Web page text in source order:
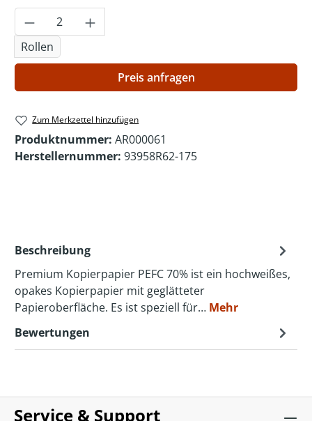
Produkt Anzahl: Gib den gewünschten
Rollen
Preis anfragen
Zum Merkzettel hinzufügen
Produktnummer: AR000061
Herstellernummer: 93958R62-175
Beschreibung
Premium Kopierpapier PEFC 70% ist ein hochweißes,
opakes Kopierpapier mit geglätteter
Papieroberfläche. Es ist speziell für… Mehr
Bewertungen
Service & Support